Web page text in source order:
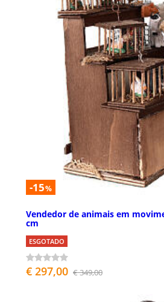
-15%
Vendedor de animais em
cm
ESGOTADO
€ 297,00 € 349,00